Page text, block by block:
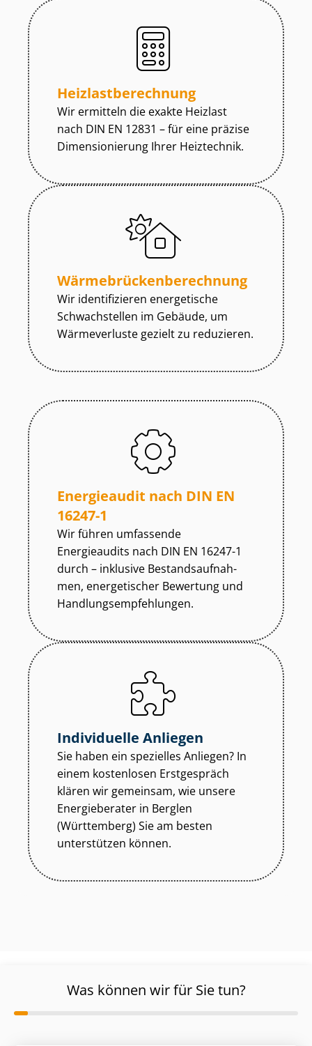
Heiz­last­be­rech­nung
Wir ermitteln die exakte Heizlast
nach DIN EN 12831 – für eine präzise
Dimensionierung Ihrer Heiztechnik.
Wär­me­brü­cken­be­rech­nung
Wir identifizieren energetische
Schwachstellen im Gebäude, um
Wärmeverluste gezielt zu reduzieren.
Energieaudit nach DIN EN
16247-1
Wir führen umfassende
Energieaudits nach DIN EN 16247-1
durch – inklusive Be­stands­auf­nah­
men, energetischer Bewertung und
Hand­lungs­emp­feh­lun­gen.
Individuelle Anliegen
Sie haben ein spezielles Anliegen? In
einem kostenlosen Erstgespräch
klären wir gemeinsam, wie unsere
Energieberater in Berglen
(Württemberg) Sie am besten
unterstützen können.
Was können wir für Sie tun?